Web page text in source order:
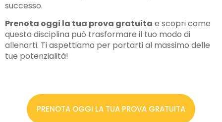
successo.
Prenota oggi la tua prova gratuita e scopri come
questa disciplina può trasformare il tuo modo di
allenarti. Ti aspettiamo per portarti al massimo delle
tue potenzialità!
PRENOTA OGGI LA TUA PROVA GRATUITA